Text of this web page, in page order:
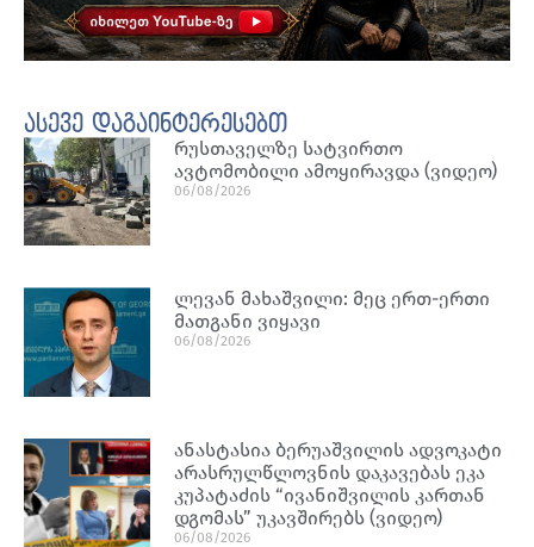
ასევე დაგაინტერესებთ
რუსთაველზე სატვირთო
ავტომობილი ამოყირავდა (ვიდეო)
06/08/2026
ლევან მახაშვილი: მეც ერთ-ერთი
მათგანი ვიყავი
06/08/2026
ანასტასია ბერუაშვილის ადვოკატი
არასრულწლოვნის დაკავებას ეკა
კუპატაძის “ივანიშვილის კართან
დგომას” უკავშირებს (ვიდეო)
06/08/2026